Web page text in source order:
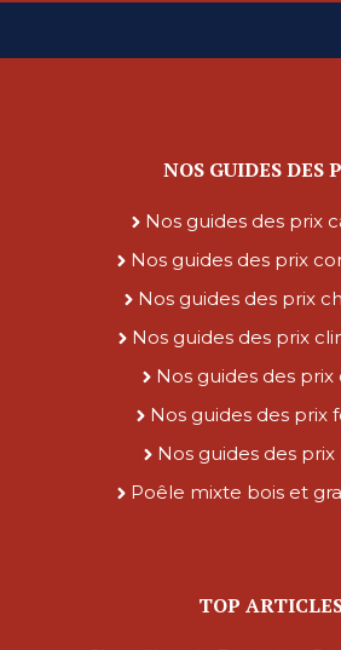
NOS GUIDES DES
Nos guides des prix
Nos guides des prix
Nos guides des prix
Nos guides des prix
Nos guides des
Nos guides des prix
Nos guides des prix
Poêle mixte bois et
TOP